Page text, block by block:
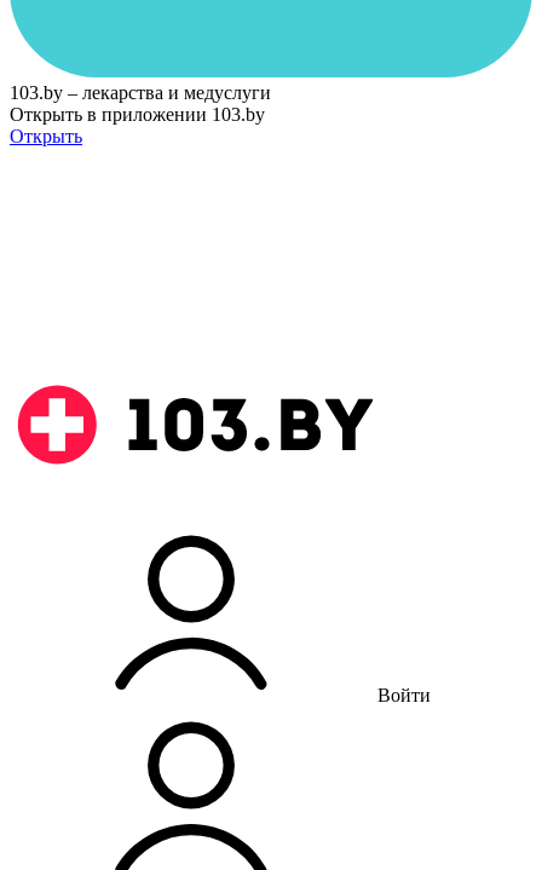
103.by – лекарства и медуслуги
Открыть в приложении 103.by
Открыть
Войти